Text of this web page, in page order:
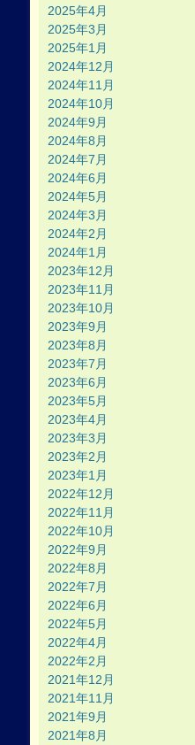
2025年4月
2025年3月
2025年1月
2024年12月
2024年11月
2024年10月
2024年9月
2024年8月
2024年7月
2024年6月
2024年5月
2024年3月
2024年2月
2024年1月
2023年12月
2023年11月
2023年10月
2023年9月
2023年8月
2023年7月
2023年6月
2023年5月
2023年4月
2023年3月
2023年2月
2023年1月
2022年12月
2022年11月
2022年10月
2022年9月
2022年8月
2022年7月
2022年6月
2022年5月
2022年4月
2022年2月
2021年12月
2021年11月
2021年9月
2021年8月